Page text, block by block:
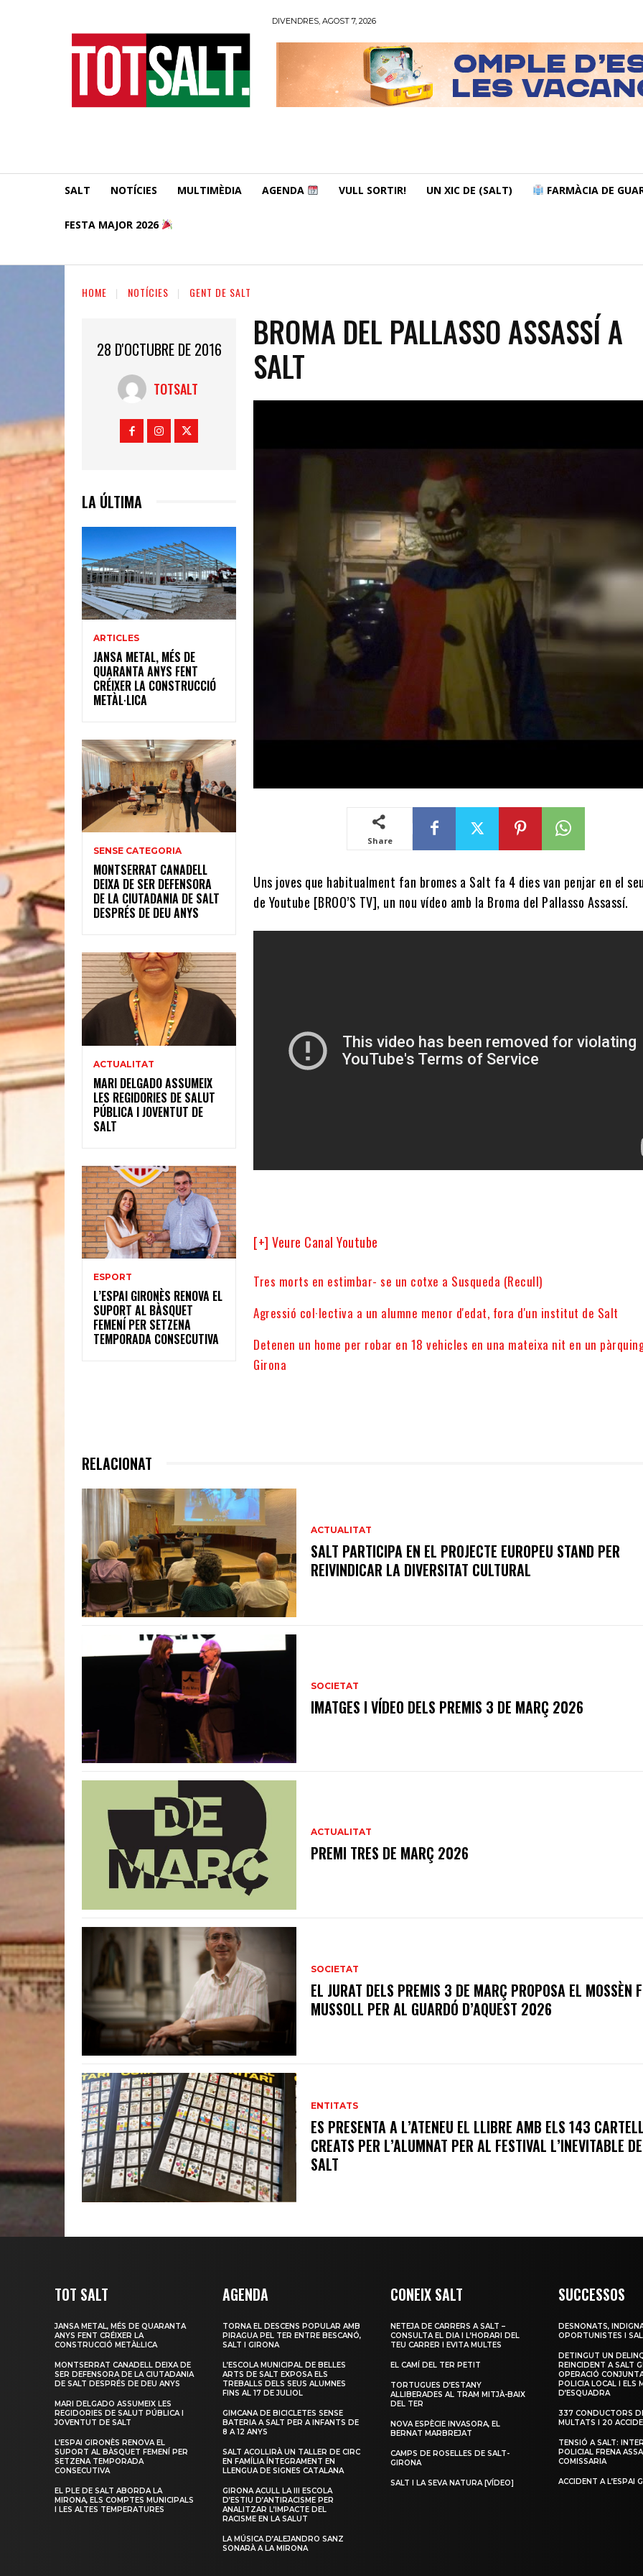
DIVENDRES, AGOST 7, 2026
SALT NOTÍCIES MULTIMÈDIA AGENDA VULL SORTIR! UN XIC DE (SALT) FARMÀCIA DE
FESTA MAJOR 2026
HOME NOTÍCIES GENT DE SALT
28 D'OCTUBRE DE 2016
TOTSALT
LA ÚLTIMA
ARTICLES
JANSA METAL, MÉS DE
QUARANTA ANYS FENT
CRÉIXER LA CONSTRUCCIÓ
METÀL·LICA
SENSE CATEGORIA
MONTSERRAT CANADELL
DEIXA DE SER DEFENSORA
DE LA CIUTADANIA DE SALT
DESPRÉS DE DEU ANYS
ACTUALITAT
MARI DELGADO ASSUMEIX
LES REGIDORIES DE SALUT
PÚBLICA I JOVENTUT DE
SALT
ESPORT
L’ESPAI GIRONÈS RENOVA EL
SUPORT AL BÀSQUET
FEMENÍ PER SETZENA
TEMPORADA CONSECUTIVA
BROMA DEL PALLASSO ASSASSÍ A
SALT
Share
Uns joves que habitualment fan bromes a Salt fa 4 dies van penjar en el
de Youtube [BROO’S TV], un nou vídeo amb la Broma del Pallasso Assassí.
[+] Veure Canal Youtube
Tres morts en estimbar- se un cotxe a Susqueda (Recull)
Agressió col·lectiva a un alumne menor d'edat, fora d'un institut de Salt
Detenen un home per robar en 18 vehicles en una mateixa nit en un
Girona
RELACIONAT
ACTUALITAT
SALT PARTICIPA EN EL PROJECTE EUROPEU STAND PER
REIVINDICAR LA DIVERSITAT CULTURAL
SOCIETAT
IMATGES I VÍDEO DELS PREMIS 3 DE MARÇ 2026
ACTUALITAT
PREMI TRES DE MARÇ 2026
SOCIETAT
EL JURAT DELS PREMIS 3 DE MARÇ PROPOSA EL MOSSÈN
MUSSOLL PER AL GUARDÓ D’AQUEST 2026
ENTITATS
ES PRESENTA A L’ATENEU EL LLIBRE AMB ELS 143
CREATS PER L’ALUMNAT PER AL FESTIVAL L’INEVITABLE DE
SALT
TOT SALT
JANSA METAL, MÉS DE QUARANTA
ANYS FENT CRÉIXER LA
CONSTRUCCIÓ METÀL·LICA
MONTSERRAT CANADELL DEIXA DE
SER DEFENSORA DE LA CIUTADANIA
DE SALT DESPRÉS DE DEU ANYS
MARI DELGADO ASSUMEIX LES
REGIDORIES DE SALUT PÚBLICA I
JOVENTUT DE SALT
L’ESPAI GIRONÈS RENOVA EL
SUPORT AL BÀSQUET FEMENÍ PER
SETZENA TEMPORADA
CONSECUTIVA
EL PLE DE SALT ABORDA LA
MIRONA, ELS COMPTES MUNICIPALS
I LES ALTES TEMPERATURES
AGENDA
TORNA EL DESCENS POPULAR AMB
PIRAGUA PEL TER ENTRE BESCANÓ,
SALT I GIRONA
L’ESCOLA MUNICIPAL DE BELLES
ARTS DE SALT EXPOSA ELS
TREBALLS DELS SEUS ALUMNES
FINS AL 17 DE JULIOL
GIMCANA DE BICICLETES SENSE
BATERIA A SALT PER A INFANTS DE
8 A 12 ANYS
SALT ACOLLIRÀ UN TALLER DE CIRC
EN FAMÍLIA ÍNTEGRAMENT EN
LLENGUA DE SIGNES CATALANA
GIRONA ACULL LA III ESCOLA
D’ESTIU D’ANTIRACISME PER
ANALITZAR L’IMPACTE DEL
RACISME EN LA SALUT
LA MÚSICA D’ALEJANDRO SANZ
SONARÀ A LA MIRONA
CONEIX SALT
NETEJA DE CARRERS A SALT –
CONSULTA EL DIA I L’HORARI DEL
TEU CARRER I EVITA MULTES
EL CAMÍ DEL TER PETIT
TORTUGUES D’ESTANY
ALLIBERADES AL TRAM MITJÀ-BAIX
DEL TER
NOVA ESPÈCIE INVASORA, EL
BERNAT MARBREJAT
CAMPS DE ROSELLES DE SALT-
GIRONA
SALT I LA SEVA NATURA [VÍDEO]
SUCCESSOS
DESNONATS,
OPORTUNISTES I
DETINGUT UN
REINCIDENT A SALT
OPERACIÓ
POLICIA LOCAL I ELS
D’ESQUADRA
337 CONDUCTORS
MULTATS I 20
TENSIÓ A SALT:
POLICIAL FRENA
COMISSARIA
ACCIDENT A L’ESPAI